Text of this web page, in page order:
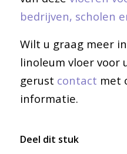
bedrijven, scholen
Wilt u graag meer
linoleum vloer voor
gerust contact met
informatie.
Deel dit stuk